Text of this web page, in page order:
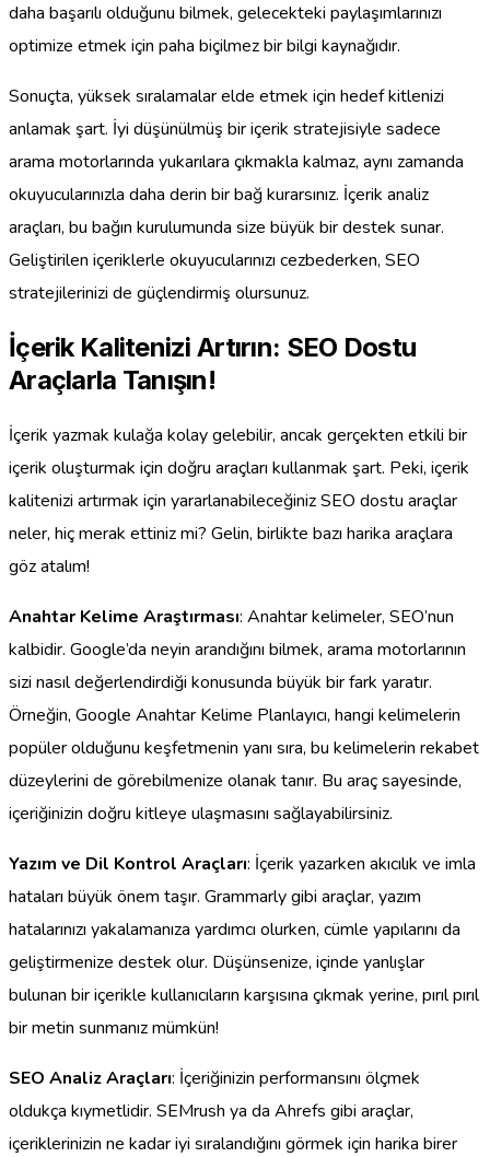
daha başarılı olduğunu bilmek, gelecekteki paylaşımlarınızı
optimize etmek için paha biçilmez bir bilgi kaynağıdır.
Sonuçta, yüksek sıralamalar elde etmek için hedef kitlenizi
anlamak şart. İyi düşünülmüş bir içerik stratejisiyle sadece
arama motorlarında yukarılara çıkmakla kalmaz, aynı zamanda
okuyucularınızla daha derin bir bağ kurarsınız. İçerik analiz
araçları, bu bağın kurulumunda size büyük bir destek sunar.
Geliştirilen içeriklerle okuyucularınızı cezbederken, SEO
stratejilerinizi de güçlendirmiş olursunuz.
İçerik Kalitenizi Artırın: SEO Dostu
Araçlarla Tanışın!
İçerik yazmak kulağa kolay gelebilir, ancak gerçekten etkili bir
içerik oluşturmak için doğru araçları kullanmak şart. Peki, içerik
kalitenizi artırmak için yararlanabileceğiniz SEO dostu araçlar
neler, hiç merak ettiniz mi? Gelin, birlikte bazı harika araçlara
göz atalım!
Anahtar Kelime Araştırması: Anahtar kelimeler, SEO’nun
kalbidir. Google’da neyin arandığını bilmek, arama motorlarının
sizi nasıl değerlendirdiği konusunda büyük bir fark yaratır.
Örneğin, Google Anahtar Kelime Planlayıcı, hangi kelimelerin
popüler olduğunu keşfetmenin yanı sıra, bu kelimelerin rekabet
düzeylerini de görebilmenize olanak tanır. Bu araç sayesinde,
içeriğinizin doğru kitleye ulaşmasını sağlayabilirsiniz.
Yazım ve Dil Kontrol Araçları: İçerik yazarken akıcılık ve imla
hataları büyük önem taşır. Grammarly gibi araçlar, yazım
hatalarınızı yakalamanıza yardımcı olurken, cümle yapılarını da
geliştirmenize destek olur. Düşünsenize, içinde yanlışlar
bulunan bir içerikle kullanıcıların karşısına çıkmak yerine, pırıl pırıl
bir metin sunmanız mümkün!
SEO Analiz Araçları: İçeriğinizin performansını ölçmek
oldukça kıymetlidir. SEMrush ya da Ahrefs gibi araçlar,
içeriklerinizin ne kadar iyi sıralandığını görmek için harika birer